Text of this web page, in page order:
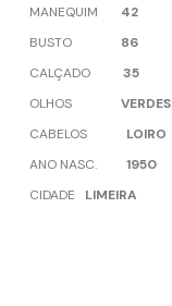
MANEQUIM 42
BUSTO 86
CALÇADO 35
OLHOS
VERDES
CABELOS
LOIRO
ANO NASC. 1950
CIDADE
LIMEIRA